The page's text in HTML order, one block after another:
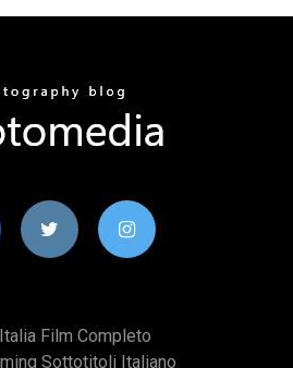
Film Completo
Sottotitoli Italiano